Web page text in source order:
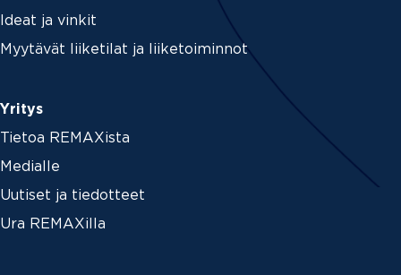
Ideat ja vinkit
Myytävät liiketilat ja liiketoiminnot
Yritys
Tietoa REMAXista
Medialle
Uutiset ja tiedotteet
Ura REMAXilla